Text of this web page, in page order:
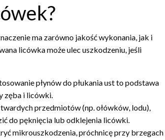
ma zarówno jakość wykonania, jak i
licówka może ulec uszkodzeniu, jeśli
płynów do płukania ust to podstawa
zęba i licówki.
przedmiotów (np. ołówków, lodu),
do pęknięcia lub odklejenia licówki.
mikrouszkodzenia, próchnicę przy brzegach